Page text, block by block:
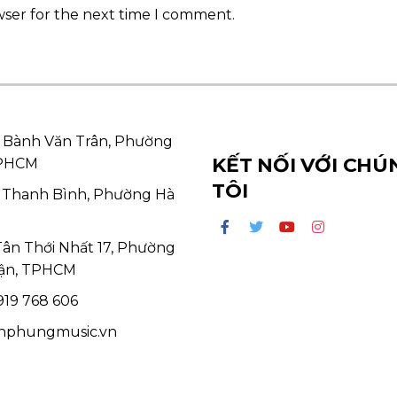
for the next time I comment.
Văn Trân, Phường
Bình, Phường Hà
Thới Nhất 17, Phường
TPHCM
768 606
KẾT NỐI VỚI
TÔI